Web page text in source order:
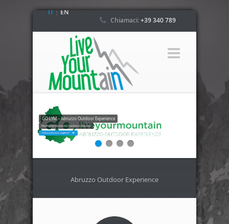
IT|EN
Chiamaci:+39 340 789
Clicca subito per scegliere!!
GO LYM – Abruzzo Outdoor Experience
Pianifica la tua attività Outdoor in Abruzzo!
Abruzzo Outdoor Experience